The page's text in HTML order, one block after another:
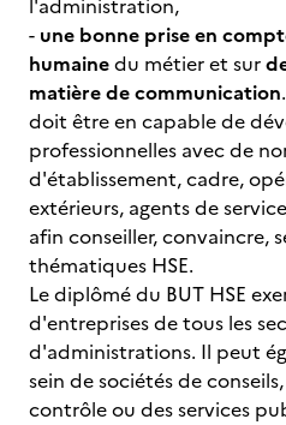
l'administration,
- une bonne prise en
humainedu métier et sur
matière de communication
doit être en capable de
professionnelles avec de
d'établissement, cadre,
extérieurs, agents de
afin conseiller, convaincre,
thématiques HSE.
Le diplômé du BUT HSE
d'entreprises de tous les
d'administrations. Il peut
sein de sociétés de
contrôle ou des services